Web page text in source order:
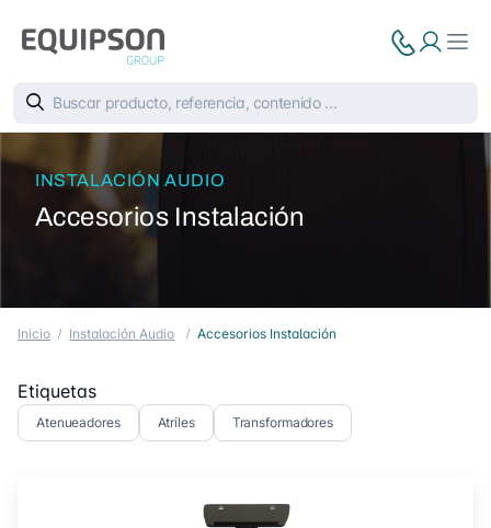
INSTALACIÓN AUDIO
Accesorios Instalación
Inicio Instalación Audio Accesorios Instalación
Etiquetas
Atenueadores Atriles Transformadores